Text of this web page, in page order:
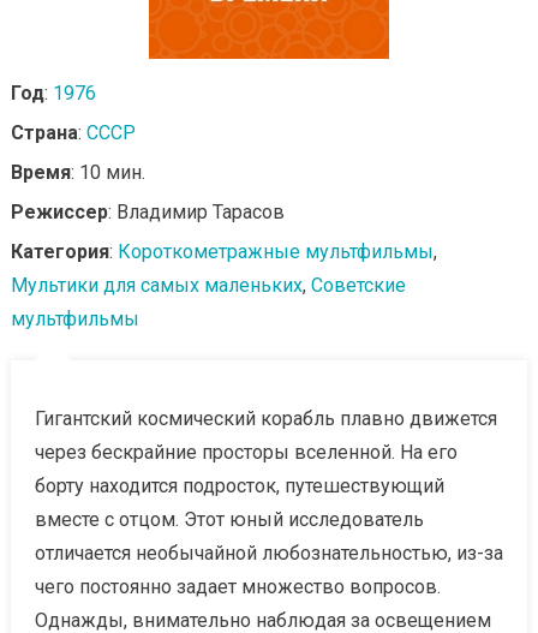
Год: 1976
Страна: СССР
Время: 10 мин.
Режиссер: Владимир Тарасов
Категория: Короткометражные мультфильмы,
Мультики для самых маленьких, Советские
мультфильмы
Гигантский космический корабль плавно движется
через бескрайние просторы вселенной. На его
борту находится подросток, путешествующий
вместе с отцом. Этот юный исследователь
отличается необычайной любознательностью, из-за
чего постоянно задает множество вопросов.
Однажды, внимательно наблюдая за освещением